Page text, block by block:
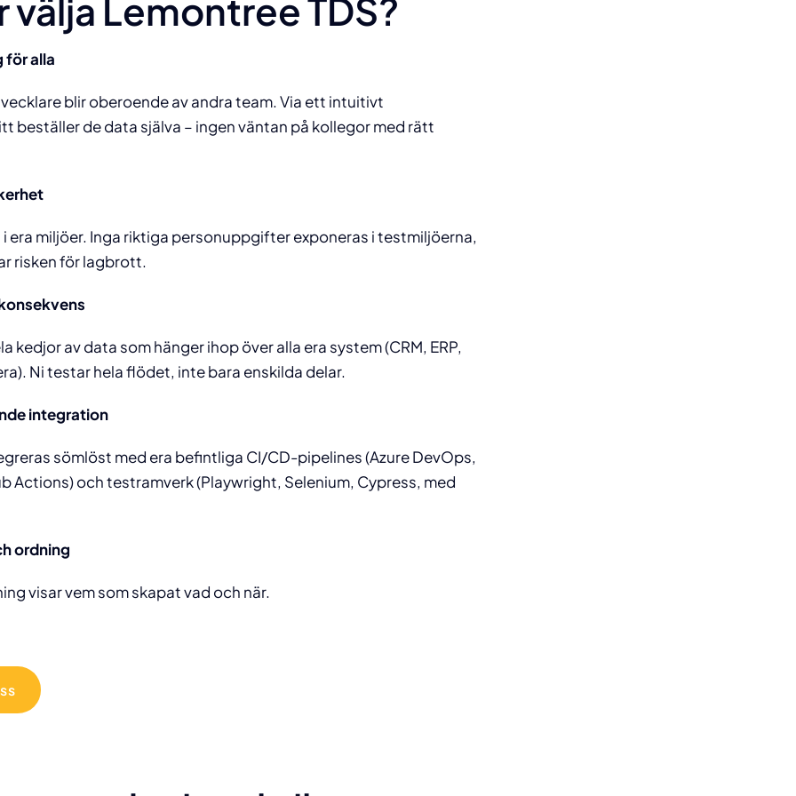
välja Lemontree TDS?
för alla
blir oberoende av andra team. Via ett intuitivt
beställer de data själva – ingen väntan på kollegor med rätt
i era miljöer. Inga riktiga personuppgifter exponeras i testmiljöerna,
risken för lagbrott.
kedjor av data som hänger ihop över alla era system (CRM, ERP,
Ni testar hela flödet, inte bara enskilda delar.
integration
sömlöst med era befintliga CI/CD-pipelines (Azure DevOps,
Actions) och testramverk (Playwright, Selenium, Cypress, med
ordning
visar vem som skapat vad och när.